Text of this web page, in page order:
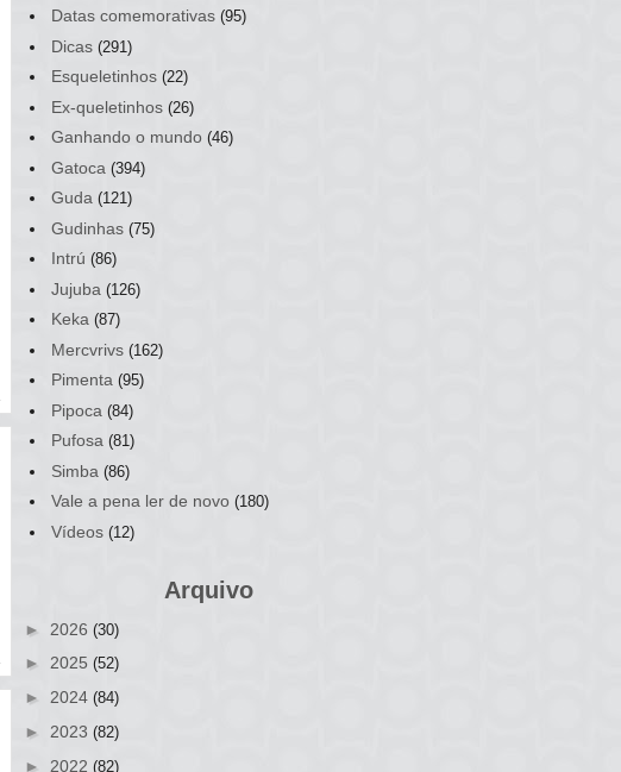
Datas comemorativas (95)
Dicas (291)
Esqueletinhos (22)
Ex-queletinhos (26)
Ganhando o mundo (46)
Gatoca (394)
Guda (121)
Gudinhas (75)
Intrú (86)
Jujuba (126)
Keka (87)
Mercvrivs (162)
Pimenta (95)
Pipoca (84)
Pufosa (81)
Simba (86)
Vale a pena ler de novo (180)
Vídeos (12)
Arquivo
► 2026 (30)
► 2025 (52)
► 2024 (84)
► 2023 (82)
► 2022 (82)